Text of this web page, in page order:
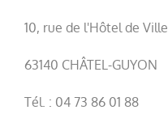
10, rue de l'Hôtel de Ville
63140 CHÂTEL-GUYON
Tél. : 04 73 86 01 88